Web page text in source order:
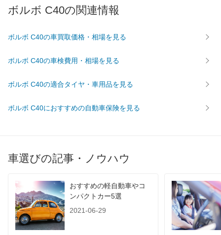
過給機
後輪サイズ 255/45R19 255/
WLTC - -
WLTC/郊外 - -
1015 -
装備オプション 装備詳細を見る 装備詳細を見る 装
ボルボ C40の関連情報
ボルボ C40の車買取価格・相場を見る
ボルボ C40の車検費用・相場を見る
ボルボ C40の適合タイヤ・車用品を見る
ボルボ C40におすすめの自動車保険を見る
車選びの記事・ノウハウ
おすすめの軽自動車やコ
ンパクトカー5選
2021-06-29